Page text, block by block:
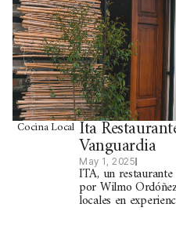
Cocina Local Ita
Vanguardia
May 1, 2025
ITA, un
por Wilmo
locales en